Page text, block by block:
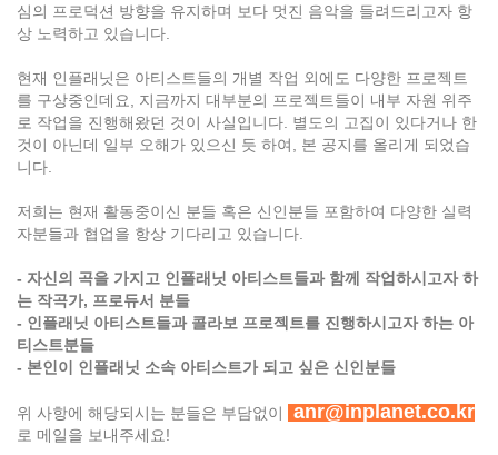
심의 프로덕션 방향을 유지하며 보다 멋진 음악을 들려드리고자 항
상 노력하고 있습니다.
현재 인플래닛은 아티스트들의 개별 작업 외에도 다양한 프로젝트
를 구상중인데요, 지금까지 대부분의 프로젝트들이 내부 자원 위주
로 작업을 진행해왔던 것이 사실입니다. 별도의 고집이 있다거나 한
것이 아닌데 일부 오해가 있으신 듯 하여, 본 공지를 올리게 되었습
니다.
저희는 현재 활동중이신 분들 혹은 신인분들 포함하여 다양한 실력
자분들과 협업을 항상 기다리고 있습니다.
- 자신의 곡을 가지고 인플래닛 아티스트들과 함께 작업하시고자 하
는 작곡가, 프로듀서 분들
- 인플래닛 아티스트들과 콜라보 프로젝트를 진행하시고자 하는 아
티스트분들
- 본인이 인플래닛 소속 아티스트가 되고 싶은 신인분들
위 사항에 해당되시는 분들은 부담없이 anr@inplanet.co.kr
로 메일을 보내주세요!